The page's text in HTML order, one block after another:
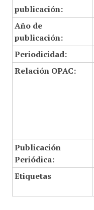
publicación:
Año de
publicación:
Periodicidad:
Relación OPAC:
Publicación
Periódica:
Etiquetas